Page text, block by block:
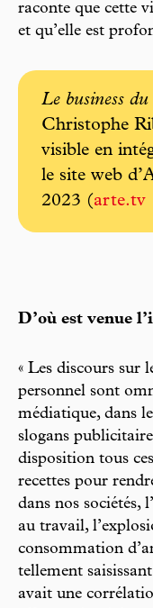
raconte que cette
et qu’elle est
Le business
Christophe
visible en
le site web
2023 (arte.tv
D’où est venue
« Les discours sur
personnel sont
médiatique, dans
slogans
disposition tous
recettes pour
dans nos sociétés,
au travail,
consommation
tellement
avait une